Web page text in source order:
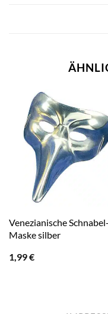
Venezianische Schnabel-
Maske silber
1,99€